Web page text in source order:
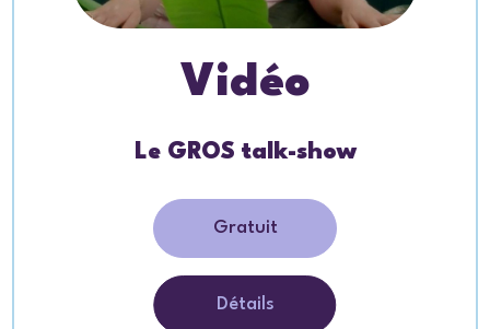
Vidéo
Le GROS talk-show
Gratuit
Détails